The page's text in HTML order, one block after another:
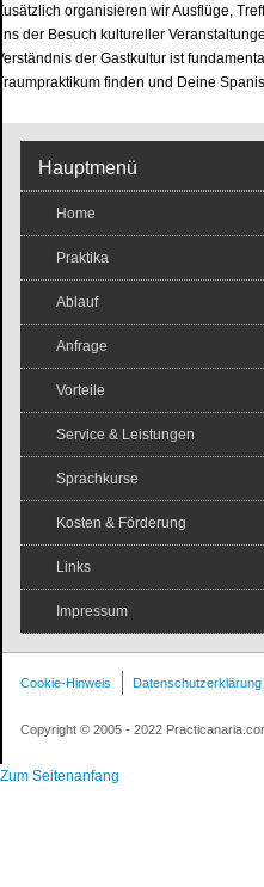
organisieren wir Ausflüge,
der Besuch kultureller
der Gastkultur ist
finden und Deine
Hauptmenü
Home
Praktika
Ablauf
Anfrage
Vorteile
Service & Leistungen
Sprachkurse
Kosten & Förderung
Links
Impressum
Cookie-Hinweis Datenschutzerklärung
Copyright © 2005 - 2022
Zum Seitenanfang